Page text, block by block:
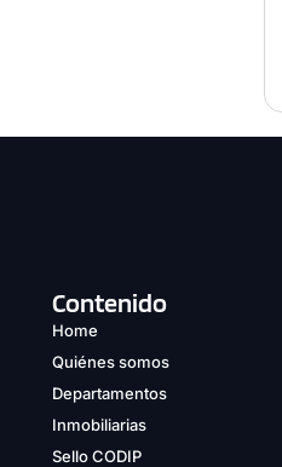
Contenido
Home
Quiénes somos
Departamentos
Inmobiliarias
Sello CODIP